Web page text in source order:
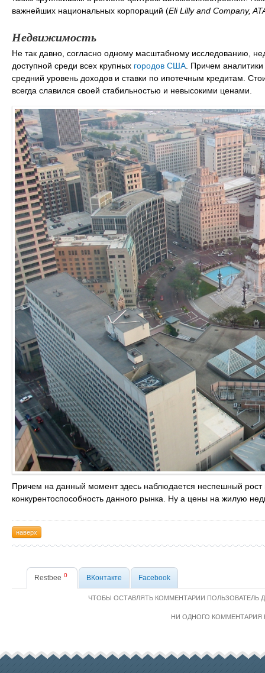
важнейших национальных корпораций (Eli Lilly and Company,
Недвижимость
Не так давно, согласно одному масштабному исследованию,
доступной среди всех крупных городов США . Причем
средний уровень доходов и ставки по ипотечным кредитам.
всегда славился своей стабильностью и невысокими ценами.
Причем на данный момент здесь наблюдается неспешный
конкурентоспособность данного рынка. Ну а цены на жилую
наверх
Restbee 0 ВКонтакте Facebook
ЧТОБЫ ОСТАВЛЯТЬ КОММЕНТАРИИ
НИ ОДНОГО КОММЕНТАРИЯ